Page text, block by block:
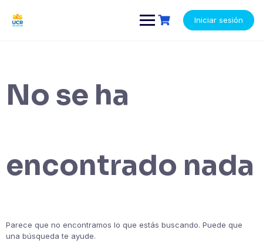
contenido
Iniciar sesión
No se ha
encontrado nada
Parece que no encontramos lo que estás buscando. Puede que
una búsqueda te ayude.